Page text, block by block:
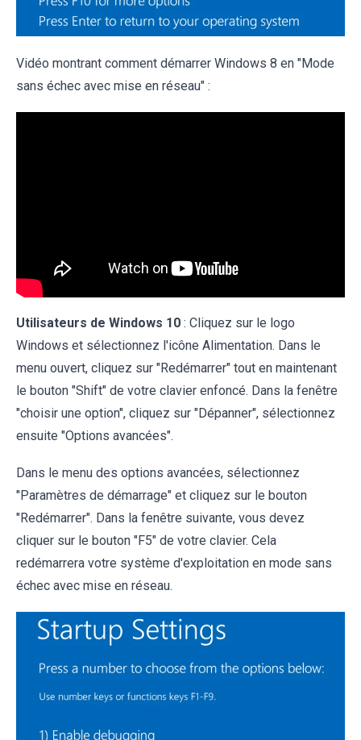
Vidéo montrant comment démarrer Windows 8 en "Mode
sans échec avec mise en réseau" :
Utilisateurs de Windows 10 : Cliquez sur le logo
Windows et sélectionnez l'icône Alimentation. Dans le
menu ouvert, cliquez sur "Redémarrer" tout en maintenant
le bouton "Shift" de votre clavier enfoncé. Dans la fenêtre
"choisir une option", cliquez sur "Dépanner", sélectionnez
ensuite "Options avancées".
Dans le menu des options avancées, sélectionnez
"Paramètres de démarrage" et cliquez sur le bouton
"Redémarrer". Dans la fenêtre suivante, vous devez
cliquer sur le bouton "F5" de votre clavier. Cela
redémarrera votre système d'exploitation en mode sans
échec avec mise en réseau.